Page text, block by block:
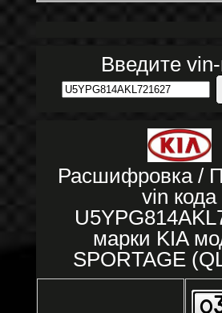
Введите
Расшифровка /
vin кода
марки KIA
SPORTAGE